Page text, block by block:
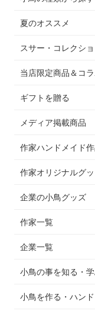
夏のオススメ
スサー・コレクシ
当店限定商品＆コ
ギフトを贈る
メディア掲載商品
作家ハンドメイド
作家オリジナルグ
企業の小鳥グッズ
作家一覧
企業一覧
小鳥の事を知る・
小鳥を作る・ハン